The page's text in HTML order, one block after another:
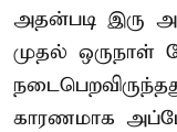
அதன்படி இரு
முதல் ஒருநாள்
காரணமாக